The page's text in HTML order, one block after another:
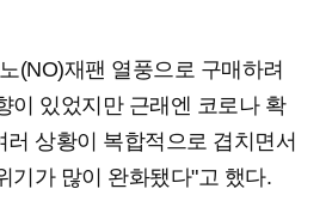
(NO)재팬 열풍으로 구매하려
이 있었지만 근래엔 코로나 확
상황이 복합적으로 겹치면서
기가 많이 완화됐다"고 했다.